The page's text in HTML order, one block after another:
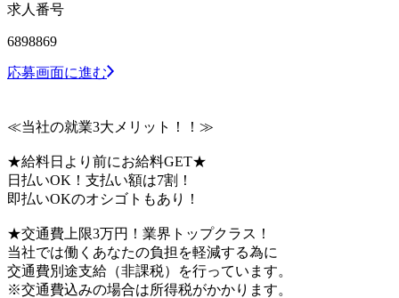
求人番号
6898869
応募画面に進む
≪当社の就業3大メリット！！≫
★給料日より前にお給料GET★
日払いOK！支払い額は7割！
即払いOKのオシゴトもあり！
★交通費上限3万円！業界トップクラス！
当社では働くあなたの負担を軽減する為に
交通費別途支給（非課税）を行っています。
※交通費込みの場合は所得税がかかります。